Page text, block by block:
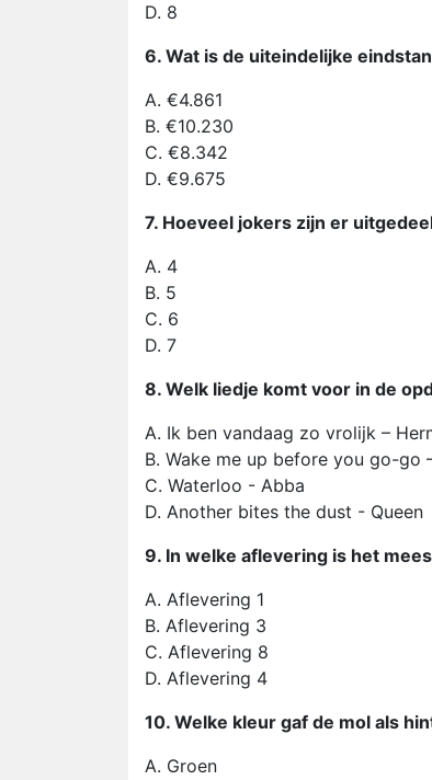
D. 8
6. Wat is de uiteindelijke
A. €4.861
B. €10.230
C. €8.342
D. €9.675
7. Hoeveel jokers zijn er
A. 4
B. 5
C. 6
D. 7
8. Welk liedje komt voor in de
A. Ik ben vandaag zo vrolijk –
B. Wake me up before you go-go
C. Waterloo - Abba
D. Another bites the dust - Queen
9. In welke aflevering is het
A. Aflevering 1
B. Aflevering 3
C. Aflevering 8
D. Aflevering 4
10. Welke kleur gaf de mol als
A. Groen